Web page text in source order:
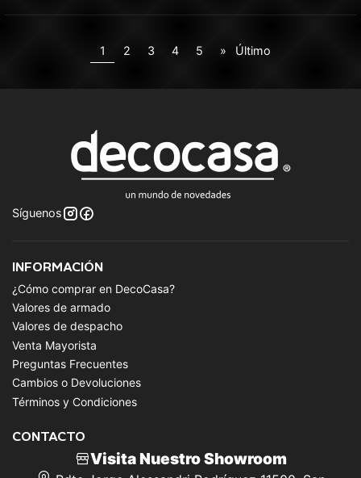
1 2 3 4 5 » Último
Síguenos
INFORMACIÓN
¿Cómo comprar en DecoCasa?
Valores de armado
Valores de despacho
Venta Mayorista
Preguntas Frecuentes
Cambios o Devoluciones
Términos y Condiciones
CONTACTO
Visita Nuestro Showroom